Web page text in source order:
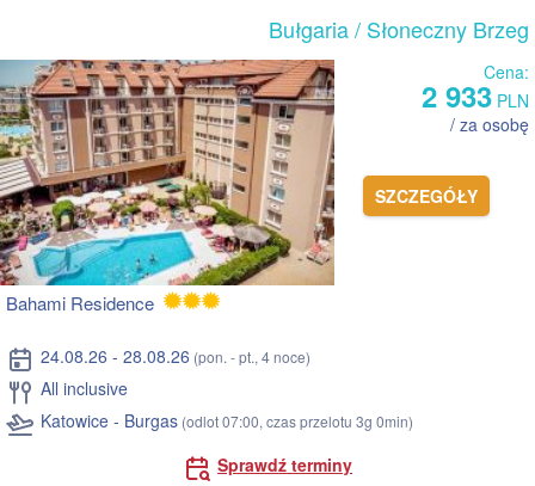
Bułgaria/ Słoneczny Brzeg
Cena:
2 933 PLN
/ za osobę
SZCZEGÓŁY
Bahami Residence
24.08.26 - 28.08.26 (pon. - pt., 4 noce)
All inclusive
Katowice - Burgas (odlot 07:00, czas przelotu 3g 0min)
Sprawdź terminy